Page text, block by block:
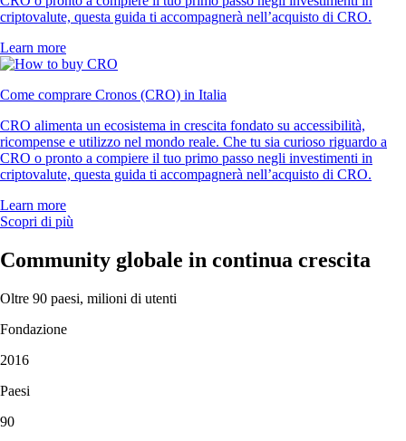
criptovalute, questa guida ti accompagnerà nell’acquisto di CRO.
Learn more
Come comprare Cronos (CRO) in Italia
CRO alimenta un ecosistema in crescita fondato su accessibilità,
ricompense e utilizzo nel mondo reale. Che tu sia curioso riguardo a
CRO o pronto a compiere il tuo primo passo negli investimenti in
criptovalute, questa guida ti accompagnerà nell’acquisto di CRO.
Learn more
Scopri di più
Community globale in continua crescita
Oltre 90 paesi, milioni di utenti
Fondazione
2016
Paesi
90